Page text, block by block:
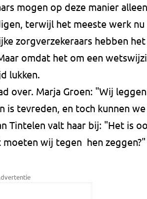
mogen op deze manier
terwijl het meeste werk nu
zorgverzekeraars hebben
omdat het om een
lukken.
over. Marja Groen: "Wij
is tevreden, en toch kunnen
Tintelen valt haar bij: "Het is
wij tegen hen zeggen?"